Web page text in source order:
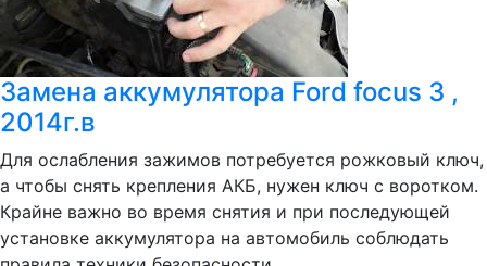
Замена аккумулятора Ford focus 3 ,
2014г.в
Для ослабления зажимов потребуется рожковый ключ,
а чтобы снять крепления АКБ, нужен ключ с воротком.
Крайне важно во время снятия и при последующей
установке аккумулятора на автомобиль соблюдать